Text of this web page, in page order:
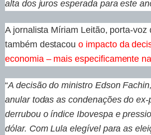
alta dos juros esperada para este
A jornalista Míriam Leitão, porta-voz
também destacouo impacto da
economia – mais especificamente
“A decisão do ministro Edson
anular todas as condenações do
derrubou o índice Ibovespa e
dólar. Com Lula elegível para as